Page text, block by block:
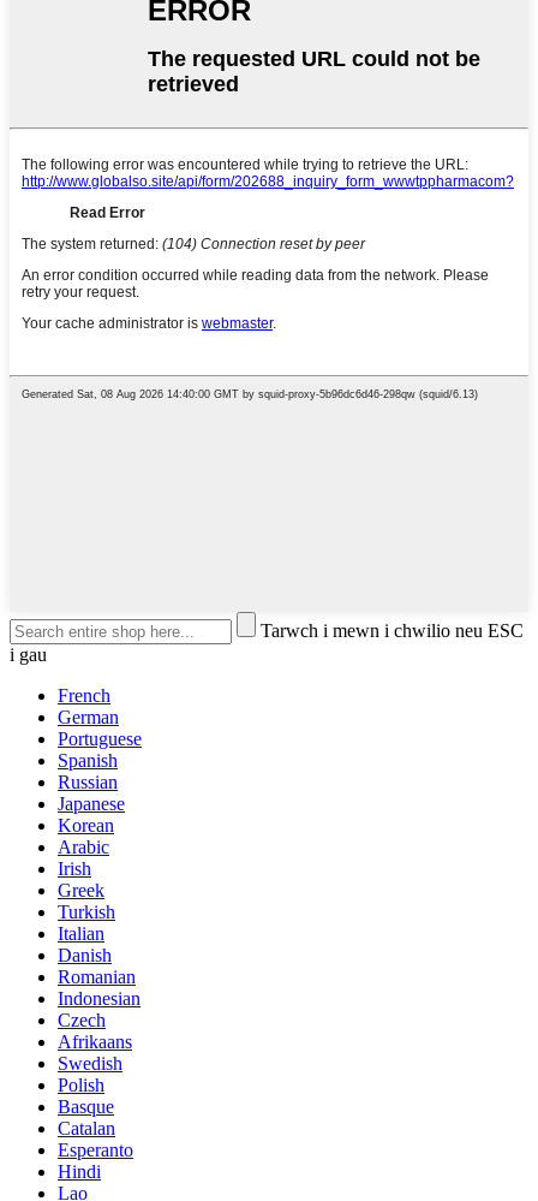
Tarwch i mewn i chwilio neu ESC
i gau
French
German
Portuguese
Spanish
Russian
Japanese
Korean
Arabic
Irish
Greek
Turkish
Italian
Danish
Romanian
Indonesian
Czech
Afrikaans
Swedish
Polish
Basque
Catalan
Esperanto
Hindi
Lao